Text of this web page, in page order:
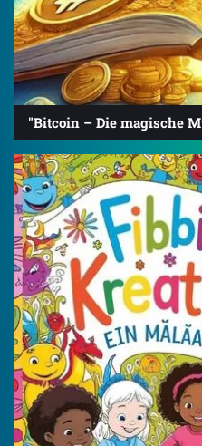
"Bitcoin – Die magische